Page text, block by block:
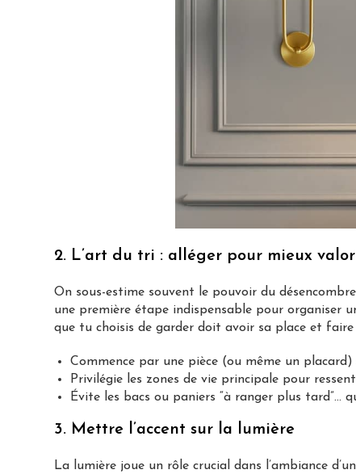
2. L’art du tri : alléger pour mieux
On sous-estime souvent le pouvoir du
une première étape indispensable pour organiser
que tu choisis de garder doit avoir sa place et
Commence par une pièce (ou même un
Privilégie les zones de vie principale pour
Évite les bacs ou paniers “à ranger plus tard”…
3. Mettre l’accent sur la lumière
La lumière joue un rôle crucial dans l’ambiance